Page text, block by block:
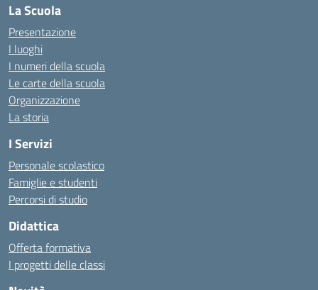
La Scuola
Presentazione
I luoghi
I numeri della scuola
Le carte della scuola
Organizzazione
La storia
I Servizi
Personale scolastico
Famiglie e studenti
Percorsi di studio
Didattica
Offerta formativa
I progetti delle classi